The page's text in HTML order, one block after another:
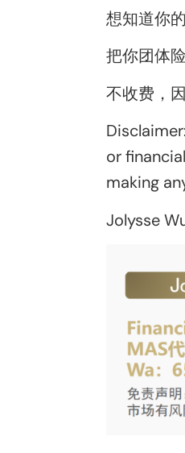
想知道你
把你团体
不收费，
or
making
Jolysse